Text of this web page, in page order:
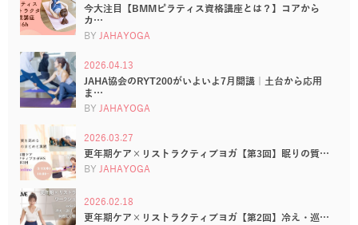
今大注目【BMMピラティス資格講座とは？】コアから
カ…
BY JAHAYOGA
2026.04.13
JAHA協会のRYT200がいよいよ7月開講｜土台から応用
ま…
BY JAHAYOGA
2026.03.27
更年期ケア×リストラクティブヨガ【第3回】眠りの質…
BY JAHAYOGA
2026.02.18
更年期ケア×リストラクティブヨガ【第2回】冷え・巡…